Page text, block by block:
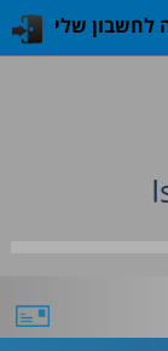
לחשבון שלי